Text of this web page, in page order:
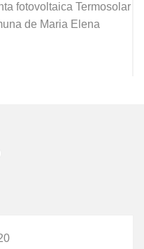
fotovoltaica Termosolar
de Maria Elena